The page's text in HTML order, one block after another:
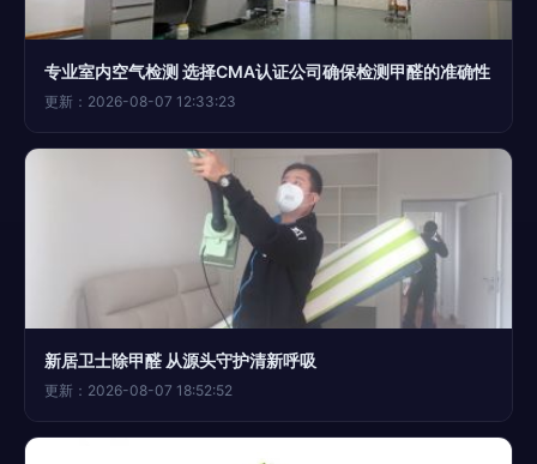
专业室内空气检测 选择CMA认证公司确保检测甲醛的准确性
更新：2026-08-07 12:33:23
新居卫士除甲醛 从源头守护清新呼吸
更新：2026-08-07 18:52:52